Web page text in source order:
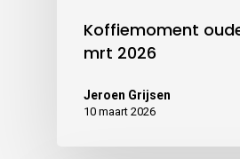
Koffiemoment
mrt 2026
Jeroen Grijsen
10 maart 2026